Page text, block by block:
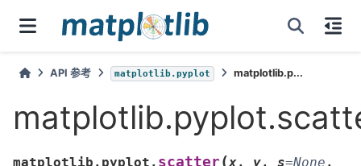
API 参考 matplotlib.pyplot matplotlib.p...
matplotlib.pyplot. scatter(x, y, s=None ,